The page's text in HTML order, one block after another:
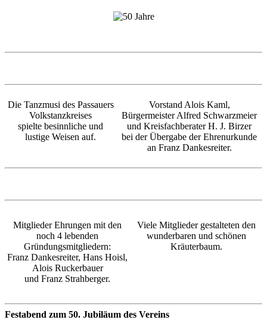
Die Tanzmusi des Passauers
Volkstanzkreises
spielte besinnliche und
lustige Weisen auf.
Vorstand Alois Kaml,
Bürgermeister Alfred Schwarzmeier
und Kreisfachberater H. J. Birzer
bei der Übergabe der Ehrenurkunde
an Franz Dankesreiter.
Mitglieder Ehrungen mit den
noch 4 lebenden
Gründungsmitgliedern:
Franz Dankesreiter, Hans Hoisl,
Alois Ruckerbauer
und Franz Strahberger.
Viele Mitglieder gestalteten den
wunderbaren und schönen
Kräuterbaum.
Festabend zum 50. Jubiläum des Vereins